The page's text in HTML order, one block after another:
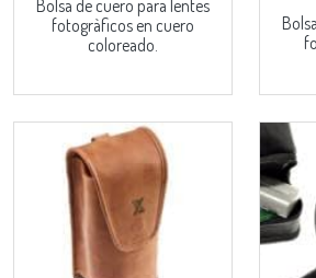
Bolsa de cuero para lentes
fotogràficos en cuero
coloreado.